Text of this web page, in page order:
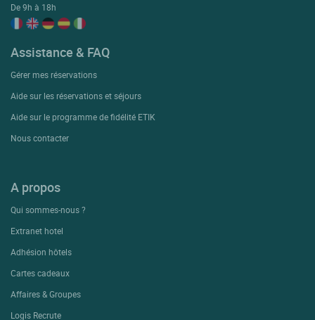
De 9h à 18h
Assistance & FAQ
Gérer mes réservations
Aide sur les réservations et séjours
Aide sur le programme de fidélité ETIK
Nous contacter
A propos
Qui sommes-nous ?
Extranet hotel
Adhésion hôtels
Cartes cadeaux
Affaires & Groupes
Logis Recrute